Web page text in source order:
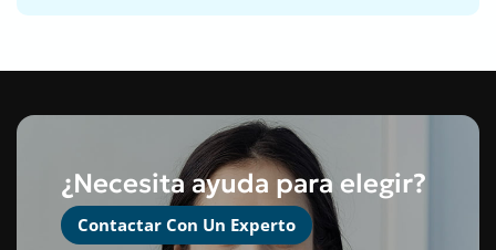
¿Necesita ayuda para elegir?
Contactar Con Un Experto